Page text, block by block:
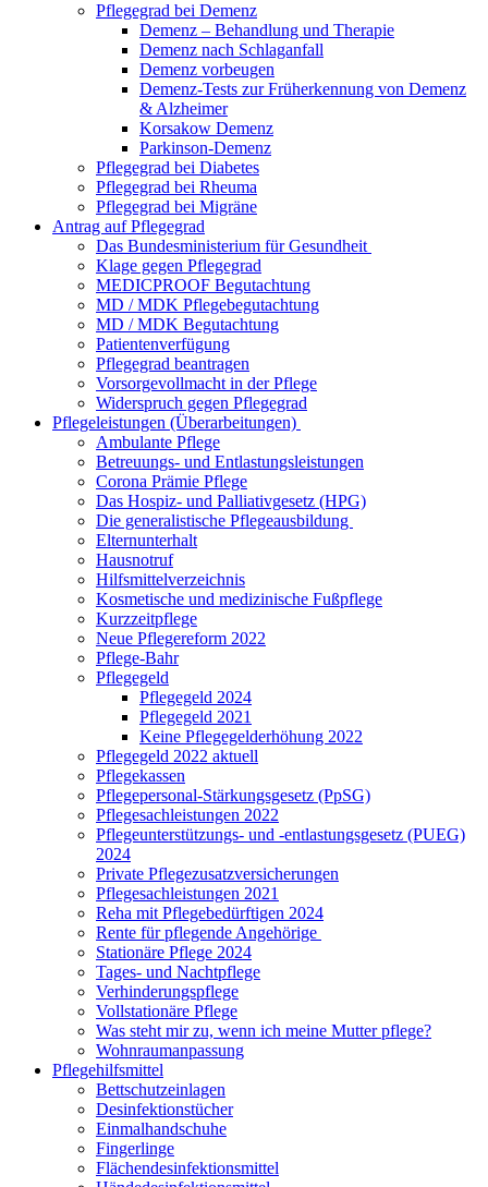
Pflegegrad bei Demenz
Demenz – Behandlung und Therapie
Demenz nach Schlaganfall
Demenz vorbeugen
Demenz-Tests zur Früherkennung von Demenz
& Alzheimer
Korsakow Demenz
Parkinson-Demenz
Pflegegrad bei Diabetes
Pflegegrad bei Rheuma
Pflegegrad bei Migräne
Antrag auf Pflegegrad
Das Bundesministerium für Gesundheit
Klage gegen Pflegegrad
MEDICPROOF Begutachtung
MD / MDK Pflegebegutachtung
MD / MDK Begutachtung
Patientenverfügung
Pflegegrad beantragen
Vorsorgevollmacht in der Pflege
Widerspruch gegen Pflegegrad
Pflegeleistungen (Überarbeitungen)
Ambulante Pflege
Betreuungs- und Entlastungsleistungen
Corona Prämie Pflege
Das Hospiz- und Palliativgesetz (HPG)
Die generalistische Pflegeausbildung
Elternunterhalt
Hausnotruf
Hilfsmittelverzeichnis
Kosmetische und medizinische Fußpflege
Kurzzeitpflege
Neue Pflegereform 2022
Pflege-Bahr
Pflegegeld
Pflegegeld 2024
Pflegegeld 2021
Keine Pflegegelderhöhung 2022
Pflegegeld 2022 aktuell
Pflegekassen
Pflegepersonal-Stärkungsgesetz (PpSG)
Pflegesachleistungen 2022
Pflegeunterstützungs- und -entlastungsgesetz (PUEG)
2024
Private Pflegezusatzversicherungen
Pflegesachleistungen 2021
Reha mit Pflegebedürftigen 2024
Rente für pflegende Angehörige
Stationäre Pflege 2024
Tages- und Nachtpflege
Verhinderungspflege
Vollstationäre Pflege
Was steht mir zu, wenn ich meine Mutter pflege?
Wohnraumanpassung
Pflegehilfsmittel
Bettschutzeinlagen
Desinfektionstücher
Einmalhandschuhe
Fingerlinge
Flächendesinfektionsmittel